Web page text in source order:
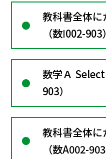
教科書全体に
（数Ⅰ002-
数学Ａ
903）
教科書全体に
（数A002-